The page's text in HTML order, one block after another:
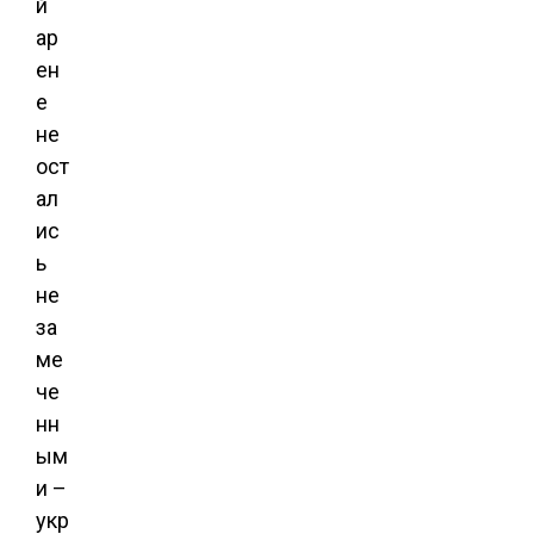
й
ар
ен
е
не
ост
ал
ис
ь
не
за
ме
че
нн
ым
и –
укр